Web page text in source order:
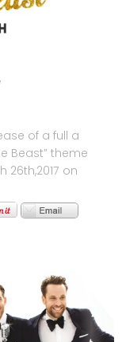
of a full a
Beast” theme
26th,2017 on